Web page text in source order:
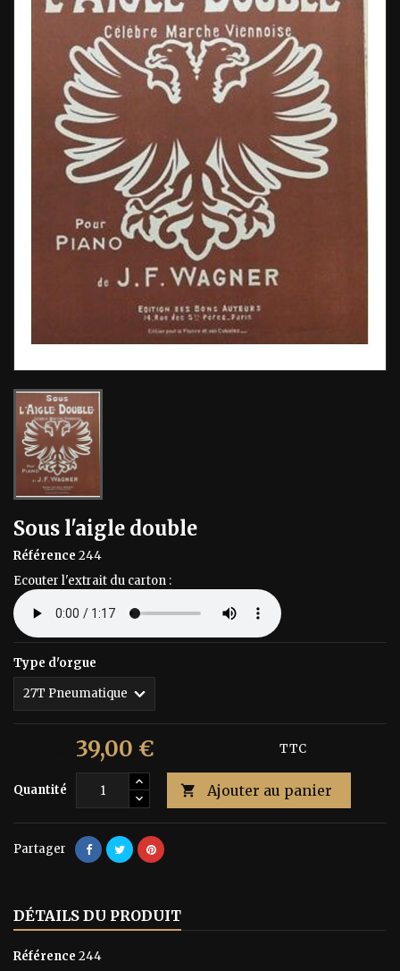
Sous l'aigle double
Référence 244
Ecouter l'extrait du carton :
Type d'orgue
39,00 € TTC
Quantité  Ajouter au panier
Partager
DÉTAILS DU PRODUIT
Référence 244